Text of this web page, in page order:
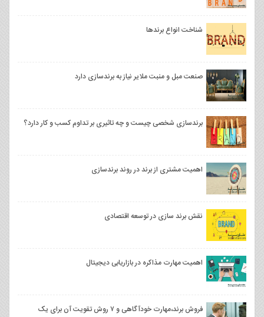
شناخت انواع برندها
صنعت مبل و منبت ملایر نیاز به برندسازی دارد
برندسازی شخصی چیست و چه تاثیری بر تداوم کسب و کار دارد؟
اهمیت مشتری از برند در روند برندسازی
نقش برند سازی در توسعه اقتصادی
اهمیت مهارت مذاکره در بازاریابی دیجیتال
فروش برند،مهارت خودآگاهی و ۷ روش تقویت آن برای یک